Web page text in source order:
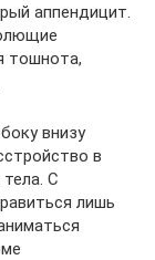
аппендицит.
тошнота,
внизу
в
С
лишь